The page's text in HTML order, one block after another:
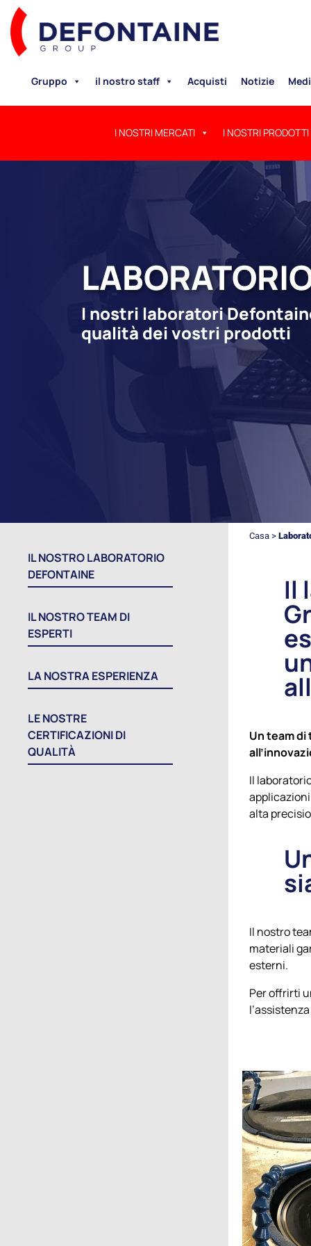
I NOSTRI MERCATI I NOSTRI PRODOTTI
Gruppo il nostro staff Acquisti Notizie
I nostri laboratori
qualità dei vostri prodotti
IL NOSTRO LABORATORIO
DEFONTAINE
IL NOSTRO TEAM DI
ESPERTI
LA NOSTRA ESPERIENZA
LE NOSTRE
CERTIFICAZIONI DI
QUALITÀ
Casa>
Il
Un team di
Il
alta
Il nostro
materiali
esterni.
Per offrirti